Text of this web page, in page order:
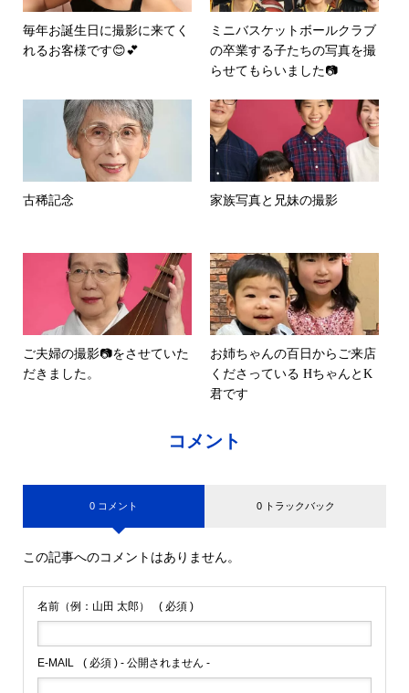
毎年お誕生日に撮影に来てく
れるお客様です😊💕
ミニバスケットボールクラブ
の卒業する子たちの写真を撮
らせてもらいました📷
古稀記念 家族写真と兄妹の撮影
ご夫婦の撮影📷をさせていた
だきました。
お姉ちゃんの百日からご来店
くださっている HちゃんとK
君です
コメント
0 コメント 0 トラックバック
この記事へのコメントはありません。
名前（例：山田 太郎） ( 必須 )
E-MAIL ( 必須 ) - 公開されません -